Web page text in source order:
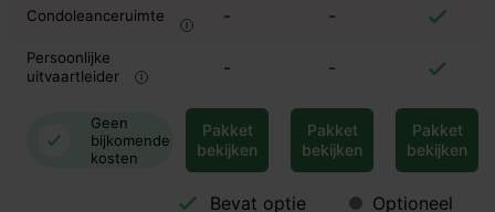
Condoleanceruimte - -
Persoonlijke
uitvaartleider
- -
Geen
bijkomende
kosten
Pakket
bekijken
Pakket
bekijken
Pakket
bekijken
Bevat optie Optioneel